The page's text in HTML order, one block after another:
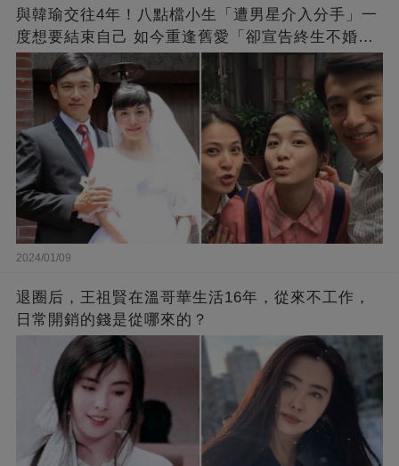
與韓瑜交往4年！八點檔小生「遭男星介入分手」一
度想要結束自己 如今重逢舊愛「卻宣告終生不婚」
原因曝光
2024/01/09
退圈后，王祖賢在溫哥華生活16年，從來不工作，
日常開銷的錢是從哪來的？